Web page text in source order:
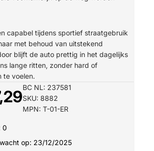
capabel tijdens sportief straatgebruik
met behoud van uitstekend
blijft de auto prettig in het dagelijks
lange ritten, zonder hard of
te voelen.
BC NL: 237581
SKU: 8882
MPN: T-01-ER
0
op: 23/12/2025